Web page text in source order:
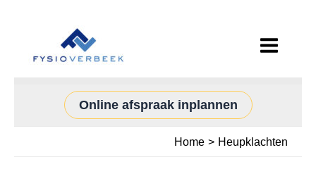
Online afspraak inplannen
Home Heupklachten